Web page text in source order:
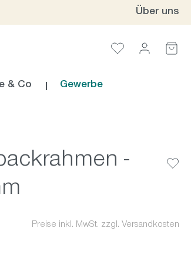
Über uns
& Co Gewerbe
-
Preise inkl. MwSt. zzgl. Versandkosten